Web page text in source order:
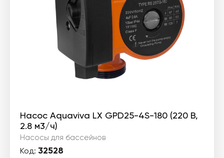
Насос Aquaviva LX GPD25-4S-180 (220 В,
2.8 м3/ч)
Насосы для бассейнов
Код: 32528